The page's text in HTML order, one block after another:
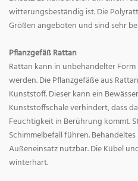
witterungsbeständig ist. Die
Größen angeboten und sind sehr
Pflanzgefäß Rattan
Rattan kann in unbehandelter
werden. Die Pflanzgefäße aus
Kunststoff. Dieser kann ein
Kunststoffschale verhindert, dass
Feuchtigkeit in Berührung kommt.
Schimmelbefall führen.
Außeneinsatz nutzbar. Die Kübel
winterhart.